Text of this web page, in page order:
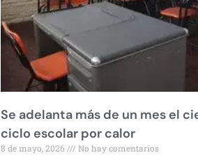
Se adelanta más de un mes el
ciclo escolar por calor
8 de mayo, 2026 No hay comentarios